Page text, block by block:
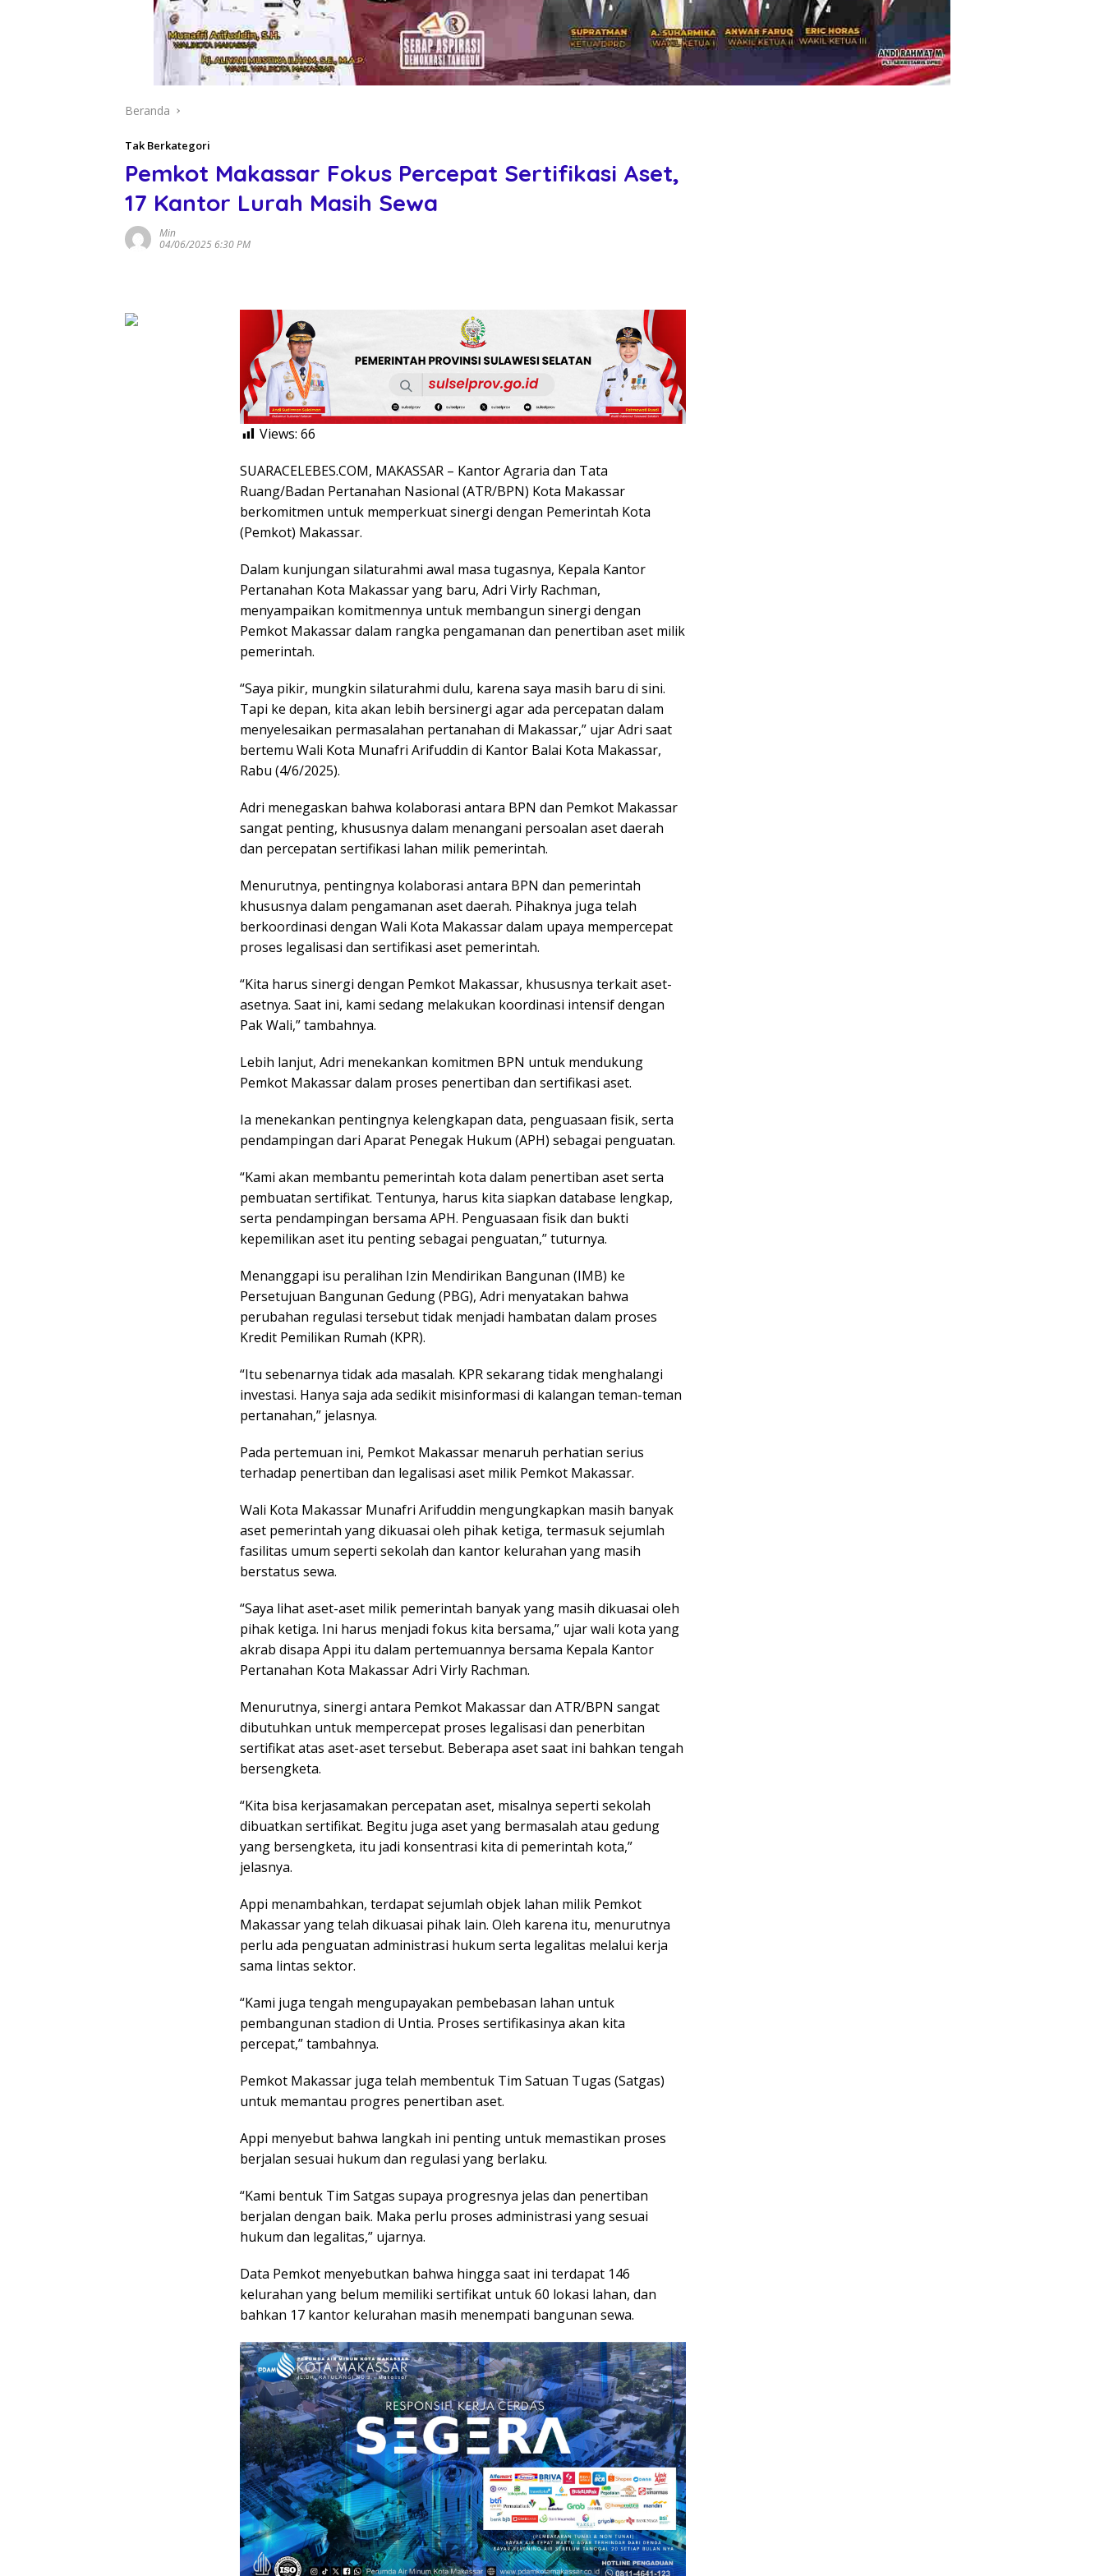
Beranda
Tak Berkategori
Pemkot Makassar Fokus Percepat Sertifikasi Aset,
17 Kantor Lurah Masih Sewa
Min
04/06/2025 6:30 PM
Views: 66
SUARACELEBES.COM, MAKASSAR – Kantor Agraria dan Tata
Ruang/Badan Pertanahan Nasional (ATR/BPN) Kota Makassar
berkomitmen untuk memperkuat sinergi dengan Pemerintah Kota
(Pemkot) Makassar.
Dalam kunjungan silaturahmi awal masa tugasnya, Kepala Kantor
Pertanahan Kota Makassar yang baru, Adri Virly Rachman,
menyampaikan komitmennya untuk membangun sinergi dengan
Pemkot Makassar dalam rangka pengamanan dan penertiban aset milik
pemerintah.
“Saya pikir, mungkin silaturahmi dulu, karena saya masih baru di sini.
Tapi ke depan, kita akan lebih bersinergi agar ada percepatan dalam
menyelesaikan permasalahan pertanahan di Makassar,” ujar Adri saat
bertemu Wali Kota Munafri Arifuddin di Kantor Balai Kota Makassar,
Rabu (4/6/2025).
Adri menegaskan bahwa kolaborasi antara BPN dan Pemkot Makassar
sangat penting, khususnya dalam menangani persoalan aset daerah
dan percepatan sertifikasi lahan milik pemerintah.
Menurutnya, pentingnya kolaborasi antara BPN dan pemerintah
khususnya dalam pengamanan aset daerah. Pihaknya juga telah
berkoordinasi dengan Wali Kota Makassar dalam upaya mempercepat
proses legalisasi dan sertifikasi aset pemerintah.
“Kita harus sinergi dengan Pemkot Makassar, khususnya terkait aset-
asetnya. Saat ini, kami sedang melakukan koordinasi intensif dengan
Pak Wali,” tambahnya.
Lebih lanjut, Adri menekankan komitmen BPN untuk mendukung
Pemkot Makassar dalam proses penertiban dan sertifikasi aset.
Ia menekankan pentingnya kelengkapan data, penguasaan fisik, serta
pendampingan dari Aparat Penegak Hukum (APH) sebagai penguatan.
“Kami akan membantu pemerintah kota dalam penertiban aset serta
pembuatan sertifikat. Tentunya, harus kita siapkan database lengkap,
serta pendampingan bersama APH. Penguasaan fisik dan bukti
kepemilikan aset itu penting sebagai penguatan,” tuturnya.
Menanggapi isu peralihan Izin Mendirikan Bangunan (IMB) ke
Persetujuan Bangunan Gedung (PBG), Adri menyatakan bahwa
perubahan regulasi tersebut tidak menjadi hambatan dalam proses
Kredit Pemilikan Rumah (KPR).
“Itu sebenarnya tidak ada masalah. KPR sekarang tidak menghalangi
investasi. Hanya saja ada sedikit misinformasi di kalangan teman-teman
pertanahan,” jelasnya.
Pada pertemuan ini, Pemkot Makassar menaruh perhatian serius
terhadap penertiban dan legalisasi aset milik Pemkot Makassar.
Wali Kota Makassar Munafri Arifuddin mengungkapkan masih banyak
aset pemerintah yang dikuasai oleh pihak ketiga, termasuk sejumlah
fasilitas umum seperti sekolah dan kantor kelurahan yang masih
berstatus sewa.
“Saya lihat aset-aset milik pemerintah banyak yang masih dikuasai oleh
pihak ketiga. Ini harus menjadi fokus kita bersama,” ujar wali kota yang
akrab disapa Appi itu dalam pertemuannya bersama Kepala Kantor
Pertanahan Kota Makassar Adri Virly Rachman.
Menurutnya, sinergi antara Pemkot Makassar dan ATR/BPN sangat
dibutuhkan untuk mempercepat proses legalisasi dan penerbitan
sertifikat atas aset-aset tersebut. Beberapa aset saat ini bahkan tengah
bersengketa.
“Kita bisa kerjasamakan percepatan aset, misalnya seperti sekolah
dibuatkan sertifikat. Begitu juga aset yang bermasalah atau gedung
yang bersengketa, itu jadi konsentrasi kita di pemerintah kota,”
jelasnya.
Appi menambahkan, terdapat sejumlah objek lahan milik Pemkot
Makassar yang telah dikuasai pihak lain. Oleh karena itu, menurutnya
perlu ada penguatan administrasi hukum serta legalitas melalui kerja
sama lintas sektor.
“Kami juga tengah mengupayakan pembebasan lahan untuk
pembangunan stadion di Untia. Proses sertifikasinya akan kita
percepat,” tambahnya.
Pemkot Makassar juga telah membentuk Tim Satuan Tugas (Satgas)
untuk memantau progres penertiban aset.
Appi menyebut bahwa langkah ini penting untuk memastikan proses
berjalan sesuai hukum dan regulasi yang berlaku.
“Kami bentuk Tim Satgas supaya progresnya jelas dan penertiban
berjalan dengan baik. Maka perlu proses administrasi yang sesuai
hukum dan legalitas,” ujarnya.
Data Pemkot menyebutkan bahwa hingga saat ini terdapat 146
kelurahan yang belum memiliki sertifikat untuk 60 lokasi lahan, dan
bahkan 17 kantor kelurahan masih menempati bangunan sewa.